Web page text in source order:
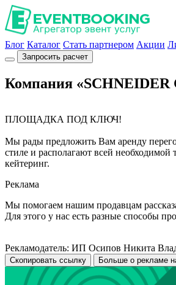
Блог Каталог Стать партнером Акции
Запросить расчет
Компания «SCHNEIDER
ПЛОЩАДКА ПОД КЛЮЧ!
Мы рады предложить Вам аренду
стиле и располагают всей
кейтеринг.
Реклама
Мы помогаем нашим продавцам
Для этого у нас есть разные способы
Рекламодатель: ИП Осипов Никита
Скопировать ссылку Больше о рекламе